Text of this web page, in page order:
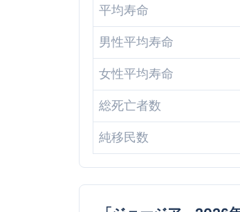
平均寿命
男性平均寿命
女性平均寿命
総死亡者数
純移民数